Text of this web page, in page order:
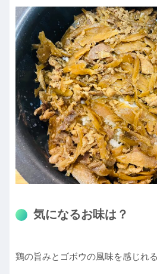
気になるお味は？
鶏の旨みとゴボウの風味を感じれ